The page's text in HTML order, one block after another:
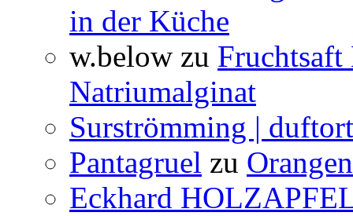
in der Küche
w.below zu
Natriumalginat
Surströmming |
Pantagruel zu
Eckhard